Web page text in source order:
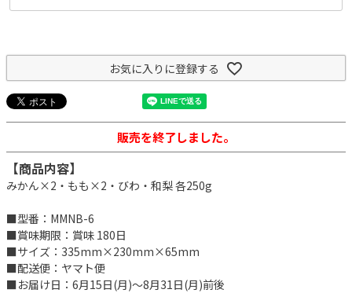
お気に入りに登録する
販売を終了しました。
【商品内容】
みかん×2・もも×2・びわ・和梨 各250g
■型番：MMNB-6
■賞味期限：賞味 180日
■サイズ：335mm×230mm×65mm
■配送便：ヤマト便
■お届け日：6月15日(月)～8月31日(月)前後